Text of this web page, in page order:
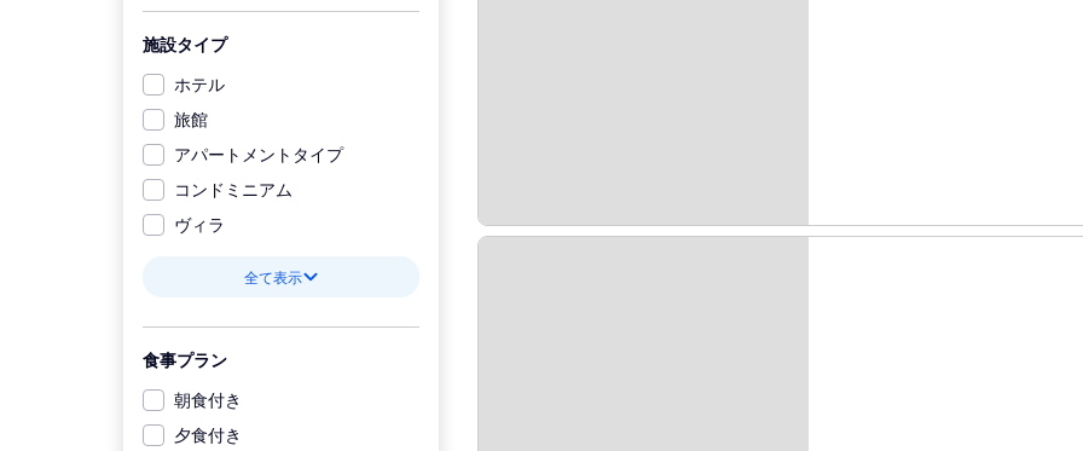
施設タイプ
ホテル
旅館
アパートメントタイプ
コンドミニアム
ヴィラ
全て表示
食事プラン
朝食付き
夕食付き